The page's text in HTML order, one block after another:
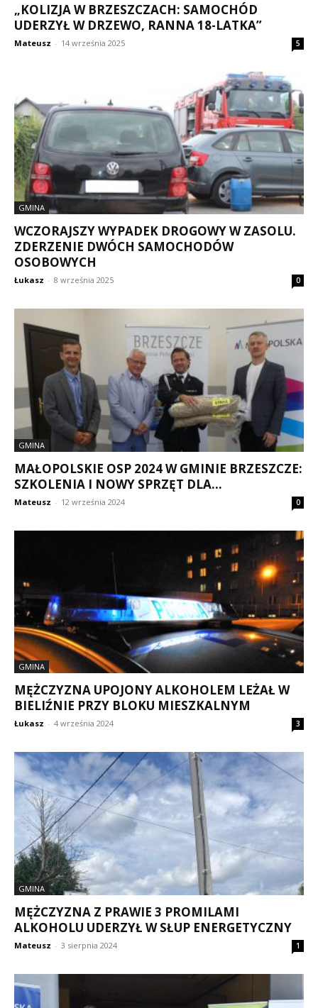
„KOLIZJA W BRZESZCZACH: SAMOCHÓD
UDERZYŁ W DRZEWO, RANNA 18-LATKA”
Mateusz - 14 września 2025 5
GMINA
WCZORAJSZY WYPADEK DROGOWY W ZASOLU.
ZDERZENIE DWÓCH SAMOCHODÓW
OSOBOWYCH
Łukasz - 8 września 2025 0
GMINA
MAŁOPOLSKIE OSP 2024 W GMINIE BRZESZCZE:
SZKOLENIA I NOWY SPRZĘT DLA...
Mateusz - 12 września 2024 0
GMINA
MĘŻCZYZNA UPOJONY ALKOHOLEM LEŻAŁ W
BIELIŹNIE PRZY BLOKU MIESZKALNYM
Łukasz - 4 września 2024 3
GMINA
MĘŻCZYZNA Z PRAWIE 3 PROMILAMI
ALKOHOLU UDERZYŁ W SŁUP ENERGETYCZNY
Mateusz - 3 sierpnia 2024 1